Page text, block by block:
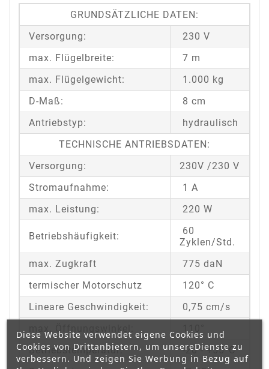
GRUNDSÄTZLICHE DATEN:
Versorgung:
230 V
max. Flügelbreite:
7 m
max. Flügelgewicht:
1.000 kg
D-Maß:
8 cm
Antriebstyp:
hydraulisch
TECHNISCHE ANTRIEBSDATEN:
Versorgung:
230V /230 V
Stromaufnahme:
1 A
max. Leistung:
220 W
Betriebshäufigkeit:
60
Zyklen/Std.
max. Zugkraft
775 daN
termischer Motorschutz
120° C
Lineare Geschwindigkeit:
0,75 cm/s
max. Öffnungswinkel:
110°
Betriebstemperatur:
-20 - +55°C
Diese Website verwendet eigene Cookies und
Cookies von Drittanbietern, um unsereDienste zu
verbessern. Und zeigen Sie Werbung in Bezug auf